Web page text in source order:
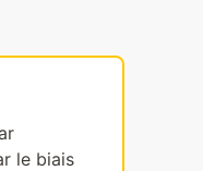
le biais